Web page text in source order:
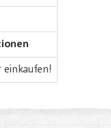
einkaufen!